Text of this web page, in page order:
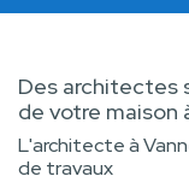
Des architectes
de votre maison
L'architecte à
de travaux